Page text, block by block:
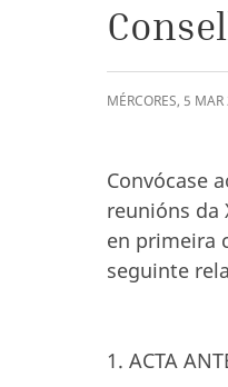
MÉRCORES, 5 MAR
Convócase
reunións da
en primeira
seguinte
1. ACTA